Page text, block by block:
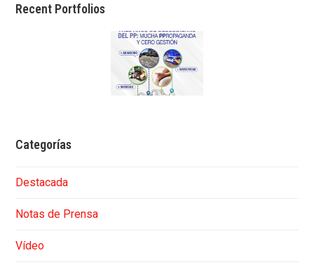
Recent Portfolios
Categorías
Destacada
Notas de Prensa
Vídeo